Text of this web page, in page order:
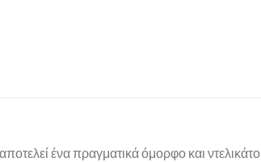
ένα πραγματικά όμορφο και ντελικάτο